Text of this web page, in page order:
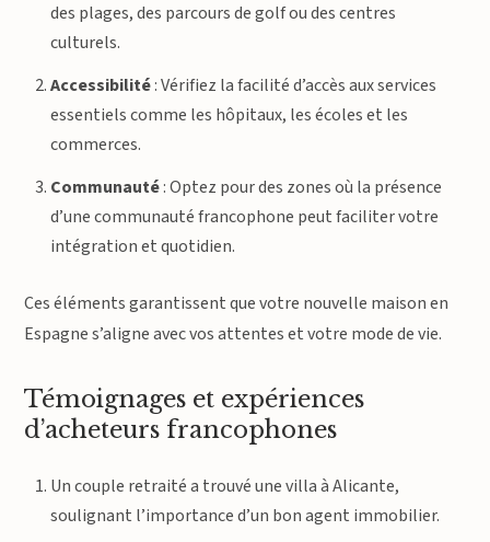
des plages, des parcours de golf ou des centres
culturels.
Accessibilité: Vérifiez la facilité d’accès aux services
essentiels comme les hôpitaux, les écoles et les
commerces.
Communauté: Optez pour des zones où la présence
d’une communauté francophone peut faciliter votre
intégration et quotidien.
Ces éléments garantissent que votre nouvelle maison en
Espagne s’aligne avec vos attentes et votre mode de vie.
Témoignages et expériences
d’acheteurs francophones
Un couple retraité a trouvé une villa à Alicante,
soulignant l’importance d’un bon agent immobilier.